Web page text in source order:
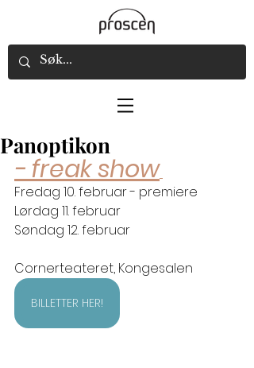
Panoptikon
- freak show
Fredag 10. februar - premiere
Lørdag 11. februar
Søndag 12. februar
Cornerteateret, Kongesalen
BILLETTER HER!